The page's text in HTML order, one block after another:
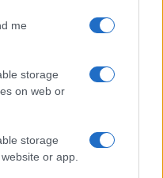
me
storage
on web or
storage
or app.